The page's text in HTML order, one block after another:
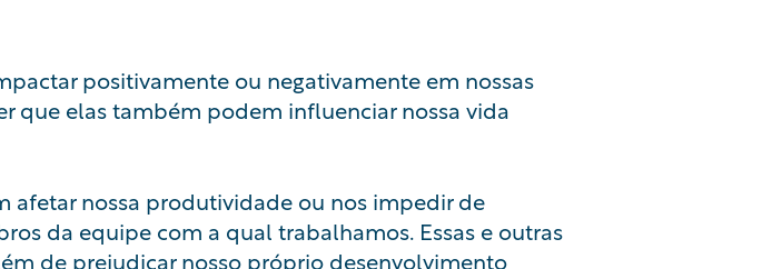
positivamente ou negativamente em nossas
que elas também podem influenciar nossa vida
afetar nossa produtividade ou nos impedir de
da equipe com a qual trabalhamos. Essas e outras
de prejudicar nosso próprio desenvolvimento